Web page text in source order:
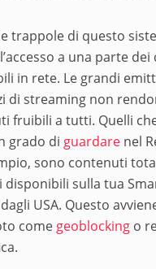
trappole di questo
a una parte
in rete. Le grandi
di streaming non
fruibili a tutti. Quelli
grado di guardare nel
sono contenuti
disponibili sulla tua
USA. Questo
come geoblocking o